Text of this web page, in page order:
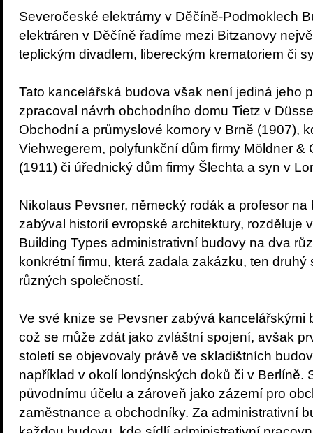
Severočeské elektrárny v Děčíně-Podmoklech
elektráren v Děčíně řadíme mezi Bitzanovy
teplickým divadlem, libereckým krematoriem či
Tato kancelářská budova však není jediná jeho
zpracoval návrh obchodního domu Tietz v
Obchodní a průmyslové komory v Brně (1907),
Viehwegerem, polyfunkční dům firmy Möldner &
(1911) či úřednický dům firmy Šlechta a syn v
Nikolaus Pevsner, německý rodák a profesor
zabýval historií evropské architektury, rozděluje
Building Types administrativní budovy na dva
konkrétní firmu, která zadala zakázku, ten
různých společností.
Ve své knize se Pevsner zabývá kancelářskými
což se může zdát jako zvláštní spojení, avšak
století se objevovaly právě ve skladištních
například v okolí londýnských doků či v Berlíně.
původnímu účelu a zároveň jako zázemí pro
zaměstnance a obchodníky. Za administrativní